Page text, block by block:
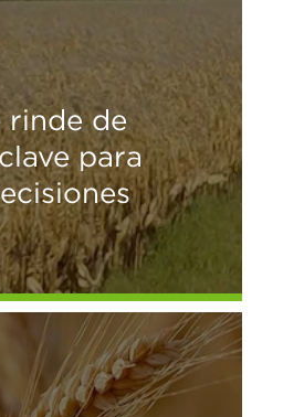
rinde de
para